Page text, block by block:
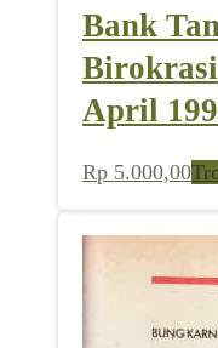
Bank
April
Rp 5.000,00